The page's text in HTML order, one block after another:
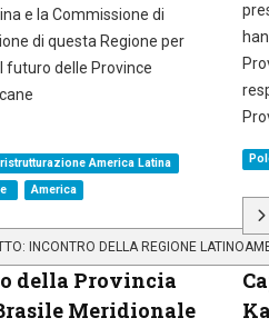
e la Commissione di
di questa Regione per
futuro delle Province
America Latina
America
INCONTRO DELLA REGIONE
della Provincia
Meridionale